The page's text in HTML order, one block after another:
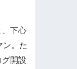
、下心
ン。た
開設